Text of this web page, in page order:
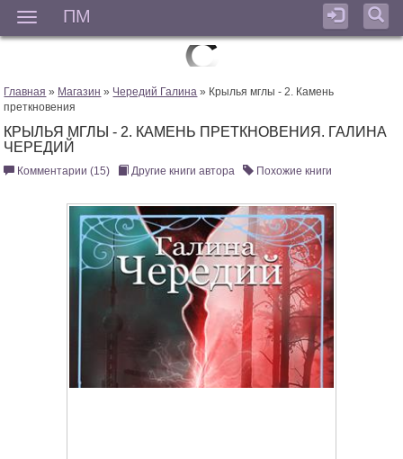
ПМ
Главная » Магазин » Чередий Галина » Крылья мглы - 2. Камень
преткновения
КРЫЛЬЯ МГЛЫ - 2. КАМЕНЬ ПРЕТКНОВЕНИЯ. ГАЛИНА
ЧЕРЕДИЙ
Комментарии (15) Другие книги автора Похожие книги